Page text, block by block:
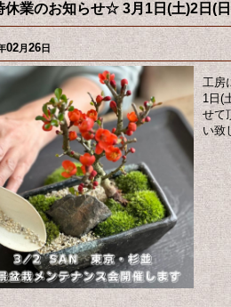
業のお知らせ☆ 3月1日(土)2日(
02月26日
工房
1日(
せて
い致